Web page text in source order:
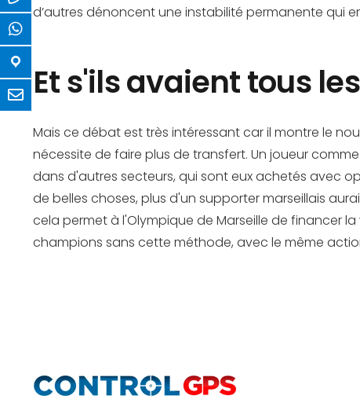
d’autres dénoncent une instabilité permanente qui
Et s'ils avaient tous
Mais ce débat est très intéressant car il montre le
nécessite de faire plus de transfert. Un joueur
dans d'autres secteurs, qui sont eux achetés avec
de belles choses, plus d'un supporter marseillais
cela permet à l'Olympique de Marseille de financer
champions sans cette méthode, avec le même